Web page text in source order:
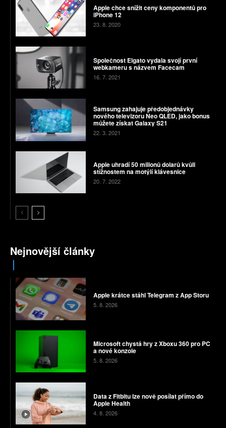
Apple chce snížit ceny komponentů pro
iPhone 12
23. 8. 2020
Společnost Elgato vydala svojí první
webkameru s názvem Facecam
16. 7. 2021
Samsung zahajuje předobjednávky
nového televizoru Neo QLED, jako bonus
můžete získat Galaxy S21
22. 3. 2021
Apple uhradí 50 milionů dolarů kvůli
stížnostem na motýlí klávesnice
20. 7. 2022
Nejnovější články
Apple krátce stáhl Telegram z App Storu
5. 8. 2026
Microsoft chystá hry z Xboxu 360 pro PC
a nové konzole
5. 8. 2026
Data z Fitbitu lze nově posílat přímo do
Apple Health
4. 8. 2026